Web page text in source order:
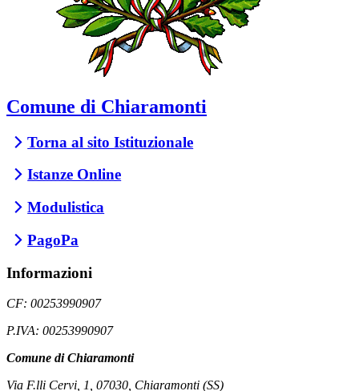
Comune di Chiaramonti
Torna al sito Istituzionale
Istanze Online
Modulistica
PagoPa
Informazioni
CF: 00253990907
P.IVA: 00253990907
Comune di Chiaramonti
Via F.lli Cervi, 1, 07030, Chiaramonti (SS)